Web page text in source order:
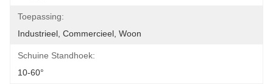
Toepassing:
Industrieel, Commercieel, Woon
Schuine Standhoek:
10-60°